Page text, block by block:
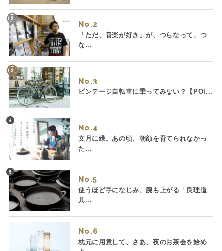
No.
「ただ、音楽が好き」が、つらなって、つ
な...
No.
ビンテージ自転車に乗ってみない？【POI...
No.
文月に緑。あの頃、朝顔を育てられなかっ
た...
No.
使うほど手になじみ、腕も上がる「良理道
具...
No.
枕元に用意して、さあ、夜のお茶会を始め